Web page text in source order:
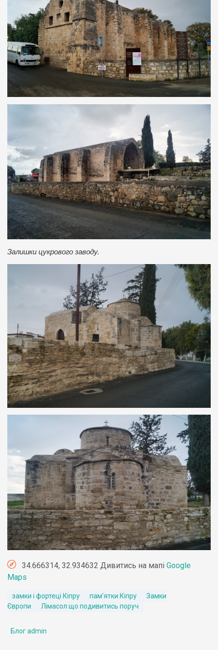
Залишки цукрового заводу.
34.666314, 32.934632 Дивитись на мапі Google
Maps
замки і фортеці Кіпру пам'ятки Кіпру
Замки
Європи
Лімасол що подивитись поруч
Блог admin